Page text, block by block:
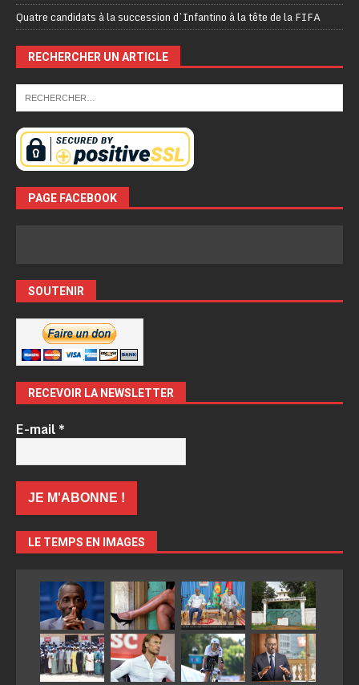
Quatre candidats à la succession d’Infantino à la tête de la FIFA
RECHERCHER UN ARTICLE
PAGE FACEBOOK
SOUTENIR
RECEVOIR LA NEWSLETTER
E-mail*
LE TEMPS EN IMAGES